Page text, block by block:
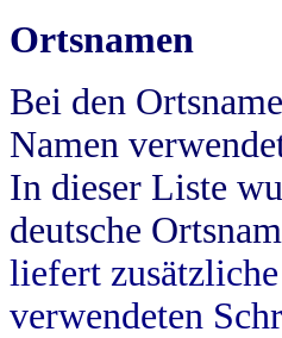
Ortsnamen
Bei den
Namen
In dieser Liste
deutsche
liefert
verwendeten